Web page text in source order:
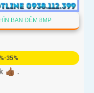
BAN ĐÊM 8MP
35%
.